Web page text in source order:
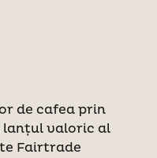
de cafea prin
lanțul valoric al
Fairtrade